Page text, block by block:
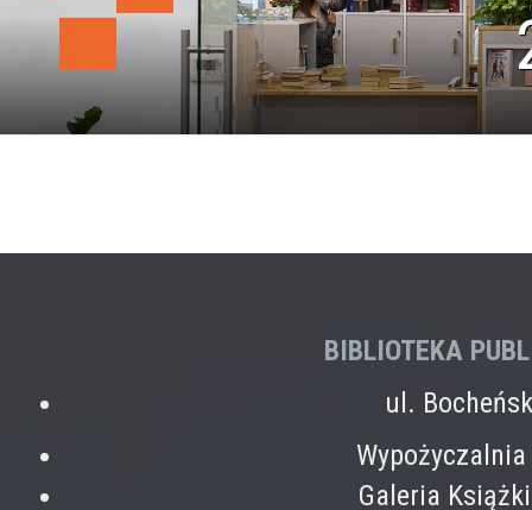
BIBLIOTEKA
ul.
Galeria